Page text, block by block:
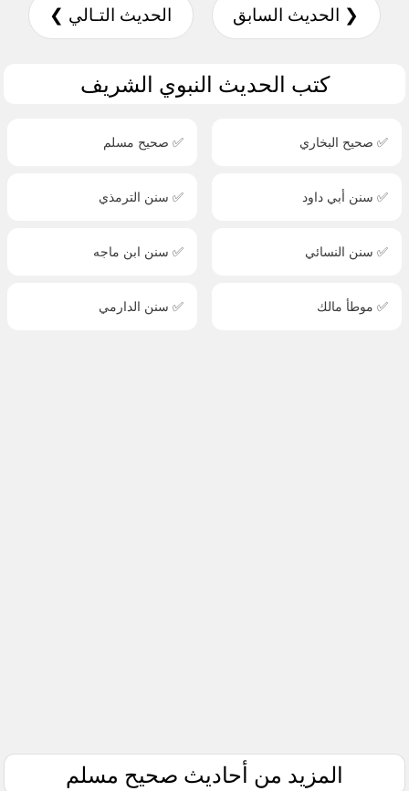
❮ الحديث السابق الحديث التـالي ❯
كتب الحديث النبوي الشريف
✅ صحيح البخاري ✅ صحيح مسلم
✅ سنن أبي داود ✅ سنن الترمذي
✅ سنن النسائي ✅ سنن ابن ماجه
✅ موطأ مالك ✅ سنن الدارمي
المزيد من أحاديث صحيح مسلم